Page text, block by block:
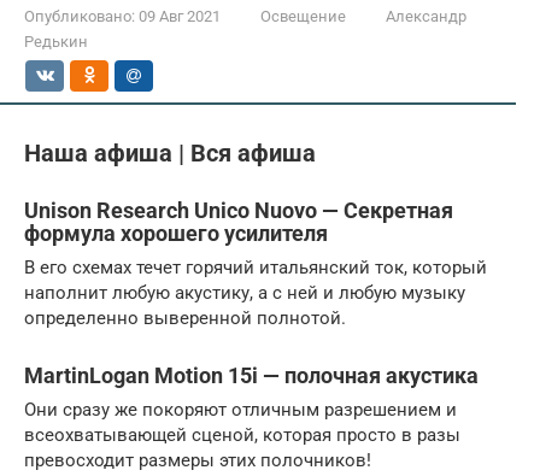
Опубликовано: 09 Авг 2021 Освещение
Александр
Редькин
Наша афиша | Вся афиша
Unison Research Unico Nuovo — Секретная
формула хорошего усилителя
В его схемах течет горячий итальянский ток, который
наполнит любую акустику, а с ней и любую музыку
определенно выверенной полнотой.
MartinLogan Motion 15i — полочная акустика
Они сразу же покоряют отличным разрешением и
всеохватывающей сценой, которая просто в разы
превосходит размеры этих полочников!